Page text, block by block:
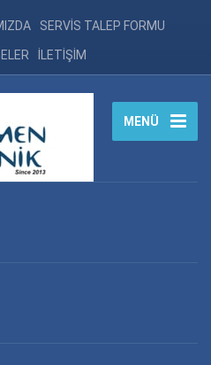
SERVİS TALEP FORMU
İLETİŞİM
MENÜ